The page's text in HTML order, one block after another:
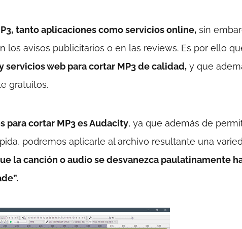
tanto aplicaciones como servicios online, sin
avisos publicitarios o en las reviews. Es por ello
web para cortar MP3 de calidad, y que
gratuitos.
para cortar MP3 es Audacity, ya que además de
podremos aplicarle al archivo resultante una
la canción o audio se desvanezca paulatinamente